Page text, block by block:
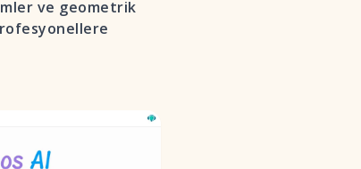
ve geometrik